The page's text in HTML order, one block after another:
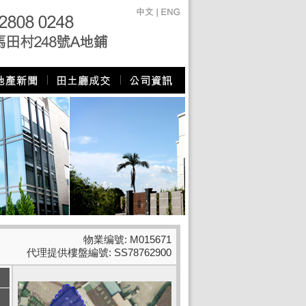
物業编號: M015671
代理提供樓盤編號: SS78762900